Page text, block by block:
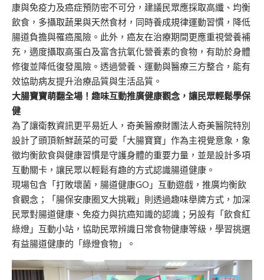
康與免疫力及癌症預防密不可分，建議民眾應採取高纖、均衡
飲食，多攝取蔬果與天然食材，同時養成規律運動習慣，降低
腸道負擔與罹癌風險。此外，癌友在治療期間更應重視營養補
充，適度攝取高蛋白及富含抗氧化營養素的食物，有助於身體
修復並降低復發風險。透過營養、運動與醫療三方整合，能有
效協助病友提升治療品質與生活品質。
大腸寶寶萌翻全場！趣味互動推廣健康觀念，讓民眾輕鬆學保
健
為了讓衛教資訊更平易近人，奇美醫療財團法人奇美醫院特別
設計了頭頂新鮮蔬菜的可愛「大腸寶寶」作為主視覺意象，象
徵均衡飲食與健康習慣是守護身體的重要力量，並是設計多項
互動關卡，讓民眾以輕鬆有趣的方式認識腸道健康。
現場包含「打敗壞菌，腸道健康GO」互動遊戲，推廣均衡飲
食觀念；「腸保安康圈叉大挑戰」則透過趣味舉牌方式，加深
民眾對腸道健康、免疫力與抗癌知識的認識；另設有「飲食紅
綠燈」互動小站，協助民眾辨識日常食物健康等級，學習挑選
有益腸道健康的「綠燈食物」。